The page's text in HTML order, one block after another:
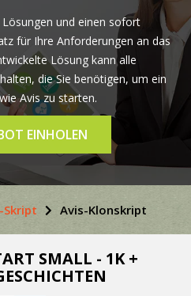
und einen sofort
für Ihre Anforderungen an das
Lösung kann alle
die Sie benötigen, um ein
Avis zu starten.
EINHOLEN
Avis-Klonskript
SMALL - 1K +